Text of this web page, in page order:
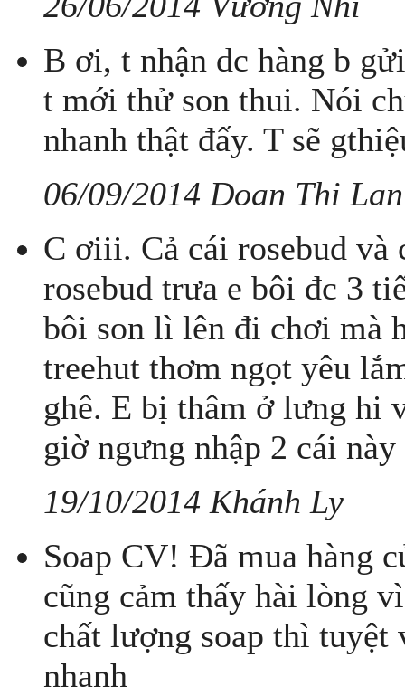
B ơi, t nhận dc hàng b
t mới thử son thui. Nói
nhanh thật đấy. T sẽ
06/09/2014 Doan Thi
C ơiii. Cả cái rosebud và
rosebud trưa e bôi đc 3
bôi son lì lên đi chơi mà
treehut thơm ngọt yêu
ghê. E bị thâm ở lưng hi
giờ ngưng nhập 2 cái
19/10/2014 Khánh Ly
Soap CV! Đã mua hàng
cũng cảm thấy hài lòng
chất lượng soap thì tuyệt
nhanh